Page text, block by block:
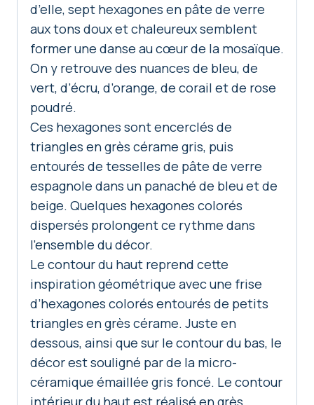
d’elle, sept hexagones en pâte de verre
aux tons doux et chaleureux semblent
former une danse au cœur de la mosaïque.
On y retrouve des nuances de bleu, de
vert, d’écru, d’orange, de corail et de rose
poudré.
Ces hexagones sont encerclés de
triangles en grès cérame gris, puis
entourés de tesselles de pâte de verre
espagnole dans un panaché de bleu et de
beige. Quelques hexagones colorés
dispersés prolongent ce rythme dans
l’ensemble du décor.
Le contour du haut reprend cette
inspiration géométrique avec une frise
d’hexagones colorés entourés de petits
triangles en grès cérame. Juste en
dessous, ainsi que sur le contour du bas, le
décor est souligné par de la micro-
céramique émaillée gris foncé. Le contour